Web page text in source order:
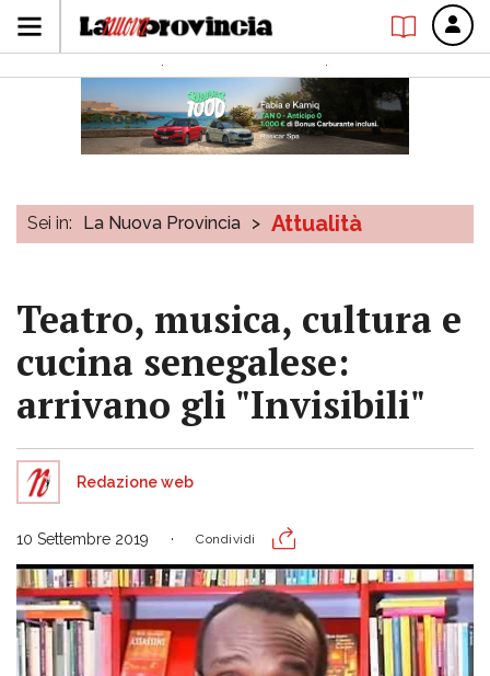
Sei in: La Nuova Provincia > Attualità
Teatro, musica, cultura e
cucina senegalese:
arrivano gli "Invisibili"
Redazione web
10 Settembre 2019 Condividi